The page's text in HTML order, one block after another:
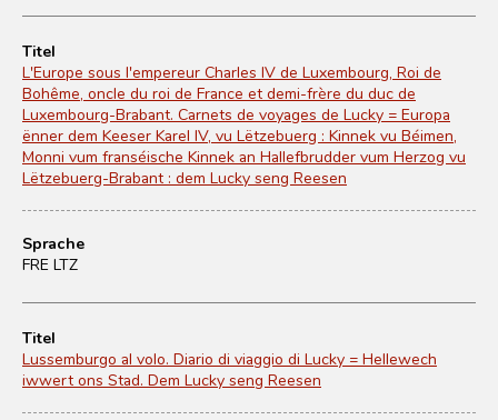
Titel
L'Europe sous l'empereur Charles IV de Luxembourg, Roi de
Bohême, oncle du roi de France et demi-frère du duc de
Luxembourg-Brabant. Carnets de voyages de Lucky = Europa
ënner dem Keeser Karel IV, vu Lëtzebuerg : Kinnek vu Béimen,
Monni vum franséische Kinnek an Hallefbrudder vum Herzog vu
Lëtzebuerg-Brabant : dem Lucky seng Reesen
Sprache
FRE LTZ
Titel
Lussemburgo al volo. Diario di viaggio di Lucky = Hellewech
iwwert ons Stad. Dem Lucky seng Reesen